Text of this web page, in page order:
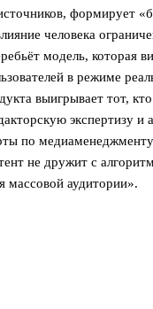
формирует
человека
модель, которая
в режиме
выигрывает тот,
экспертизу и
по
не дружит с
массовой аудитории».